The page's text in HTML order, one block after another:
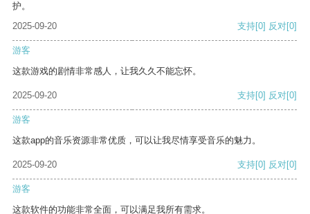
护。
2025-09-20
支持[0] 反对[0]
游客
这款游戏的剧情非常感人，让我久久不能忘怀。
2025-09-20 支持[0] 反对[0]
游客
这款app的音乐资源非常优质，可以让我尽情享受音乐的魅力。
2025-09-20 支持[0] 反对[0]
游客
这款软件的功能非常全面，可以满足我所有需求。